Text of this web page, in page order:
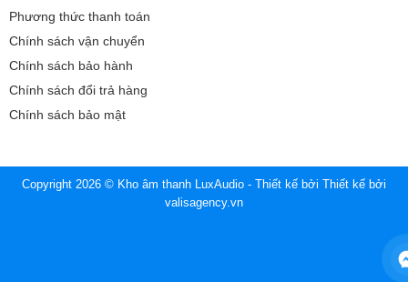
Phương thức thanh toán
Chính sách vận chuyển
Chính sách bảo hành
Chính sách đổi trả hàng
Chính sách bảo mật
Copyright 2026 © Kho âm thanh LuxAudio - Thiết kế bởi Thiết kế bởi
valisagency.vn